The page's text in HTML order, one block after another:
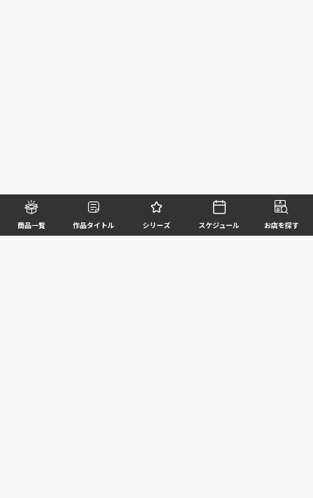
商品一覧 作品タイトル シリーズ スケジュール お店を探す